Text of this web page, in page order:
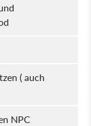
( auch
NPC